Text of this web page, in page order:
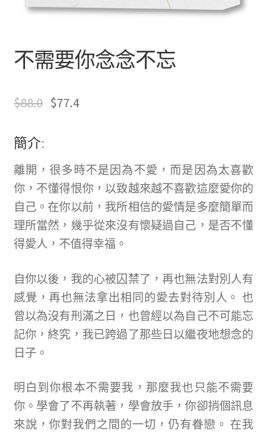
不需要你念念不忘
$88.0 $77.4
簡介:
離開，很多時不是因為不愛，而是因為太喜歡
你，不懂得恨你，以致越來越不喜歡這麼愛你的
自己。在你以前，我所相信的愛情是多麼簡單而
理所當然，幾乎從來沒有懷疑過自己，是否不懂
得愛人，不值得幸福。
自你以後，我的心被囚禁了，再也無法對別人有
感覺，再也無法拿出相同的愛去對待別人。 也
曾以為沒有刑滿之日，也曾經以為自己不可能忘
記你，終究，我已跨過了那些日以繼夜地想念的
日子。
明白到你根本不需要我，那麼我也只能不需要
你。學會了不再執著，學會放手，你卻捎個訊息
來說，你對我們之間的一切，仍有眷戀。 在我